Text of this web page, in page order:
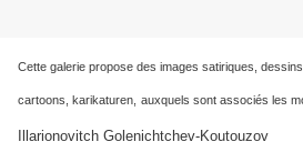
Cette galerie propose des images satiriques,
cartoons, karikaturen, auxquels sont associés les
Illarionovitch Golenichtchev-Koutouzov